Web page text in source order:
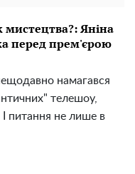
мистецтва?: Яніна
перед прем'єрою
намагався
телешоу,
питання не лише в